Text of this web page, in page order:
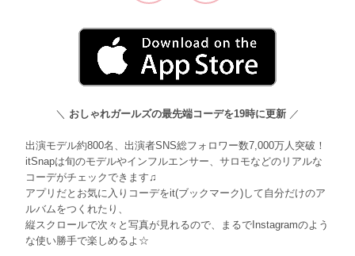
＼ おしゃれガールズの最先端コーデを19時に更新 ／
出演モデル約800名、出演者SNS総フォロワー数7,000万人突破！
itSnapは旬のモデルやインフルエンサー、サロモなどのリアルな
コーデがチェックできます♫
アプリだとお気に入りコーデをit(ブックマーク)して自分だけのア
ルバムをつくれたり、
縦スクロールで次々と写真が見れるので、まるでInstagramのよう
な使い勝手で楽しめるよ☆